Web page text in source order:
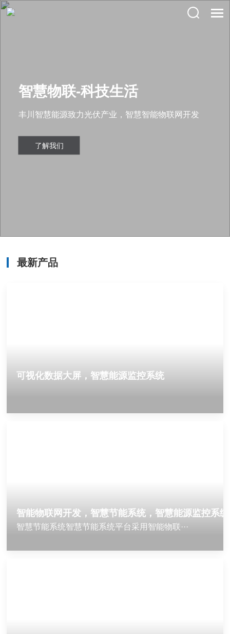
智慧物联-科技生活
丰川智慧能源致力光伏产业，智慧智能物联网开发
了解我们
最新产品
可视化数据大屏，智慧能源监控系统
智能物联网开发，智慧节能系统，智慧能源监控系
智慧节能系统智慧节能系统平台采用智能物联···